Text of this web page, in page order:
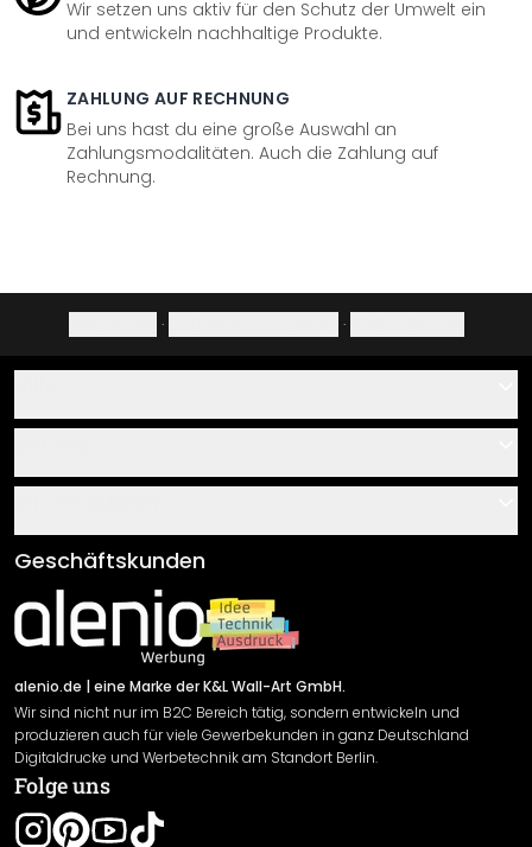
Wir setzen uns aktiv für den Schutz der Umwelt ein
und entwickeln nachhaltige Produkte.
ZAHLUNG AUF RECHNUNG
Bei uns hast du eine große Auswahl an
Zahlungsmodalitäten. Auch die Zahlung auf
Rechnung.
· ·
Über uns
Klebe- und Montageanleitungen
Newsletter An-/Abmeldung
Sendungsverfolgung
AGB
Impressum
Versand & Zahlung
Rücksendung
Widerrufsrecht
Datenschutzerklärung
Gewährleistung
Leistungserklärung / CE-Zeichen
Geschäftskunden
alenio.de | eine Marke der K&L Wall-Art GmbH.
Wir sind nicht nur im B2C Bereich tätig, sondern entwickeln und
produzieren auch für viele Gewerbekunden in ganz Deutschland
Digitaldrucke und Werbetechnik am Standort Berlin.
Folge uns